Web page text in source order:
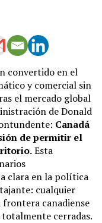
convertido en el
y comercial sin
el mercado global
de Donald
Canadá
de permitir el
Esta
clara en la política
cualquier
canadiense
cerradas.